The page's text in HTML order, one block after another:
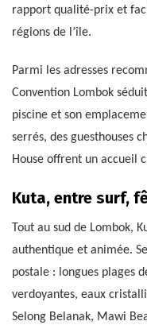
rapport qualité-prix et
régions de l’île.
Parmi les adresses
Convention Lombok
piscine et son
serrés, des guesthouses
House offrent un accueil
Kuta, entre surf,
Tout au sud de Lombok,
authentique et animée.
postale : longues plages
verdoyantes, eaux
Selong Belanak, Mawi